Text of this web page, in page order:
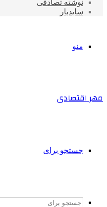
نوشته تصادفی
سایدبار
منو
مهر اقتصادی
جستجو برای